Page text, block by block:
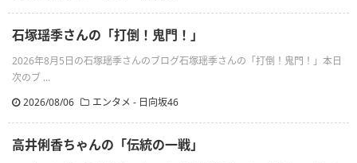
石塚瑶季さんの「打倒！鬼門！」
2026年8月5日の石塚瑶季さんのブログ石塚瑶季さんの「打倒！鬼門！」本日
次のブ ...
2026/08/06
エンタメ - 日向坂46
高井俐香ちゃんの「伝統の一戦」